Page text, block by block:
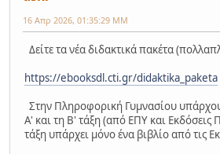
16 Απρ 2026, 01:35:29 ΜΜ
Δείτε τα νέα διδακτικά πακέτα
https://ebooksdl.cti.gr/didaktika_paketa
Στην Πληροφορική Γυμνασίου
Α' και τη Β' τάξη (από ΕΠΥ και Εκδόσεις
τάξη υπάρχει μόνο ένα βιβλίο από τις